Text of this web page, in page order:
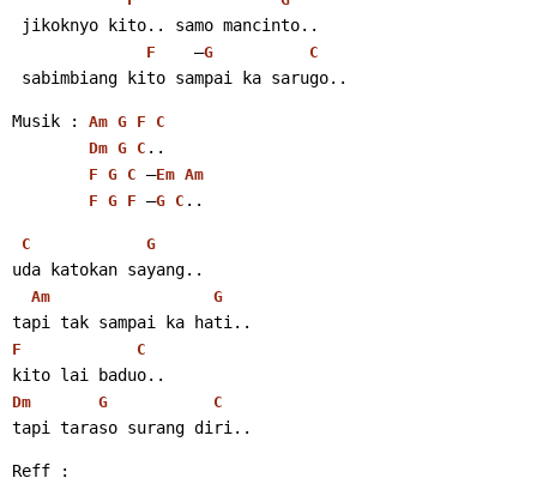
jikoknyo kito.. samo mancinto..
F
    –
G C
sabimbiang kito sampai ka sarugo..
Musik : Am G F
C
Dm G C ..
F G C –Em Am
F G F –G C ..
C G
uda katokan sayang..
Am G
tapi tak sampai ka hati..
F C
kito lai baduo..
Dm G C
tapi taraso surang diri..
Reff :